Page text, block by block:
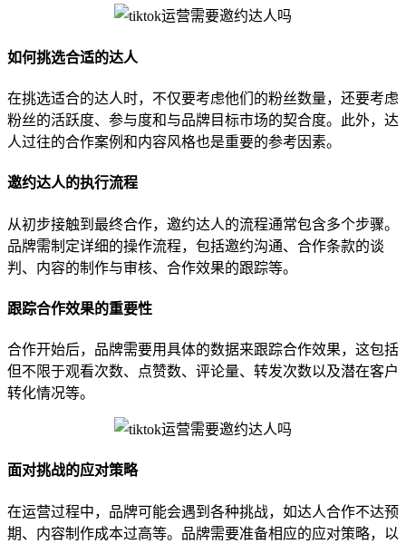
如何挑选合适的达人
在挑选适合的达人时，不仅要考虑他们的粉丝数量，还要考虑
粉丝的活跃度、参与度和与品牌目标市场的契合度。此外，达
人过往的合作案例和内容风格也是重要的参考因素。
邀约达人的执行流程
从初步接触到最终合作，邀约达人的流程通常包含多个步骤。
品牌需制定详细的操作流程，包括邀约沟通、合作条款的谈
判、内容的制作与审核、合作效果的跟踪等。
跟踪合作效果的重要性
合作开始后，品牌需要用具体的数据来跟踪合作效果，这包括
但不限于观看次数、点赞数、评论量、转发次数以及潜在客户
转化情况等。
面对挑战的应对策略
在运营过程中，品牌可能会遇到各种挑战，如达人合作不达预
期、内容制作成本过高等。品牌需要准备相应的应对策略，以